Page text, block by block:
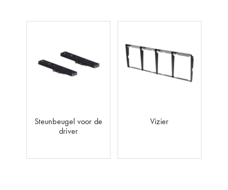
Steunbeugel voor de
driver
Vizier